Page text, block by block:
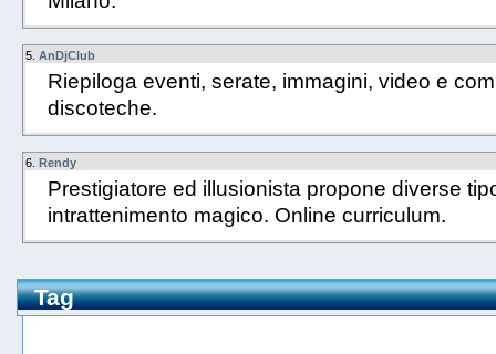
5. AnDjClub
Riepiloga eventi, serate, immagini, video e
discoteche.
6. Rendy
Prestigiatore ed illusionista propone diverse
intrattenimento magico. Online curriculum.
Tag